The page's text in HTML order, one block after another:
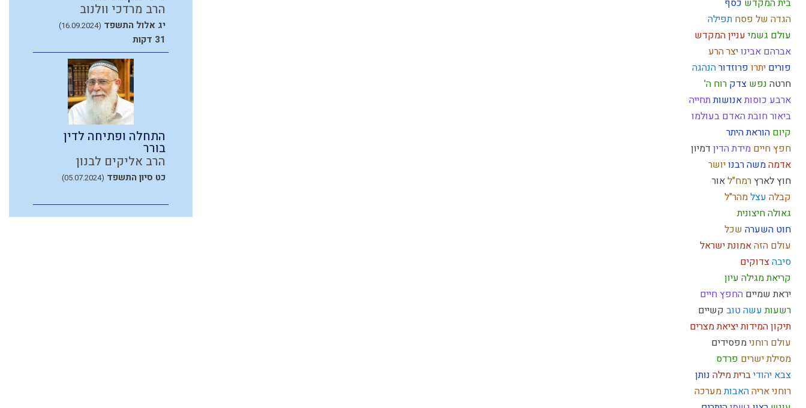
הגדה של פסח תפילה
עולם גשמי עניין המקדש
אברהם אבינויצר הרע
פורים יתרו פרוזדורהנהגה
חרטה נפש צדק רוח ה'
ארבע כוסותאנושותתחייה
ביאור חובת האדם בעולמו
קיום הוראת היתר
חפץ חיים מידת הדין דמיון
אדמהמשה רבנויושר
חוץ לארץרמח"לאור
קבלה עצלמהר"ל
גאולה חיצונית
חוט השערה שכל
עולם הזהאמונת ישראל
סיבהצדוקים
קריאת מגילה עיון
יראת שמיים החפץ חיים
רשעותעשה טוב קשיים
תיקון המידותיציאת מצרים
עולם רוחנימפסידים
מסילת ישרים פרדס
צבא יהודיברית מילה נותן
רוחניאריההאבותמערכה
הרב מרדכי וולנוב
יג אלול התשפד (16.09.2024)
31 דקות
התחלה ופתיחה לדין
בורר
הרב אליקים לבנון
כט סיון התשפד (05.07.2024)